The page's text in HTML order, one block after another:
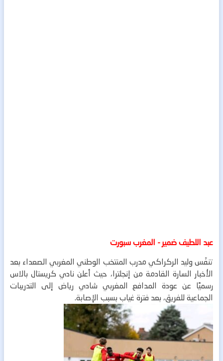
عبد اللطيف ضمير - المغرب سبورت
تنفّس وليد الركراكي مدرب المنتخب الوطني المغربي الصعداء بعد
الأخبار السارة القادمة من إنجلترا، حيث أعلن نادي كريستال بالاس
رسميًا عن عودة المدافع المغربي شادي رياض إلى التدريبات
الجماعية للفريق، بعد فترة غياب بسبب الإصابة.